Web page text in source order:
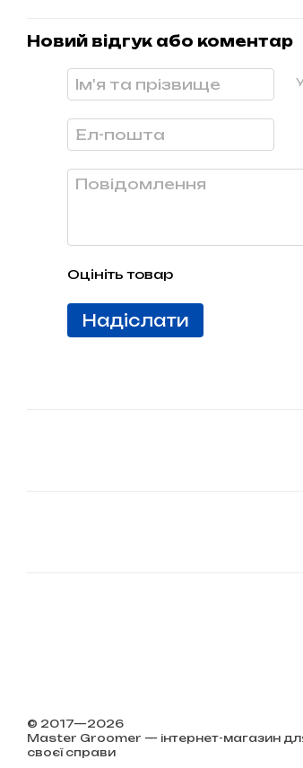
Новий відгук або коментар
Оцініть товар
Надіслати
© 2017—2026
Master Groomer — інтернет-магазин
своєї справи